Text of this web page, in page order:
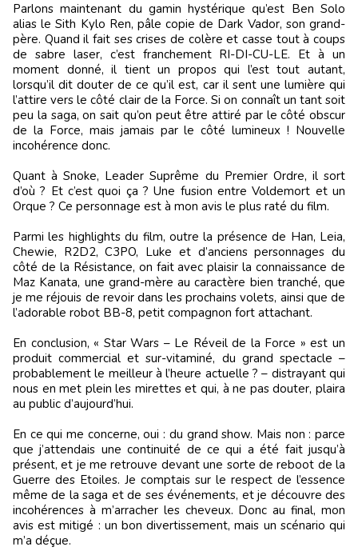
Parlons maintenant du gamin hystérique qu’est Ben Solo
alias le Sith Kylo Ren, pâle copie de Dark Vador, son grand-
père. Quand il fait ses crises de colère et casse tout à coups
de sabre laser, c’est franchement RI-DI-CU-LE. Et à un
moment donné, il tient un propos qui l’est tout autant,
lorsqu’il dit douter de ce qu’il est, car il sent une lumière qui
l’attire vers le côté clair de la Force. Si on connaît un tant soit
peu la saga, on sait qu’on peut être attiré par le côté obscur
de la Force, mais jamais par le côté lumineux ! Nouvelle
incohérence donc.
Quant à Snoke, Leader Suprême du Premier Ordre, il sort
d’où ? Et c’est quoi ça ? Une fusion entre Voldemort et un
Orque ? Ce personnage est à mon avis le plus raté du film.
Parmi les highlights du film, outre la présence de Han, Leia,
Chewie, R2D2, C3PO, Luke et d’anciens personnages du
côté de la Résistance, on fait avec plaisir la connaissance de
Maz Kanata, une grand-mère au caractère bien tranché, que
je me réjouis de revoir dans les prochains volets, ainsi que de
l’adorable robot BB-8, petit compagnon fort attachant.
En conclusion, « Star Wars – Le Réveil de la Force » est un
produit commercial et sur-vitaminé, du grand spectacle –
probablement le meilleur à l’heure actuelle ? – distrayant qui
nous en met plein les mirettes et qui, à ne pas douter, plaira
au public d’aujourd’hui.
En ce qui me concerne, oui : du grand show. Mais non : parce
que j’attendais une continuité de ce qui a été fait jusqu’à
présent, et je me retrouve devant une sorte de reboot de la
Guerre des Etoiles. Je comptais sur le respect de l’essence
même de la saga et de ses événements, et je découvre des
incohérences à m’arracher les cheveux. Donc au final, mon
avis est mitigé : un bon divertissement, mais un scénario qui
m’a déçue.